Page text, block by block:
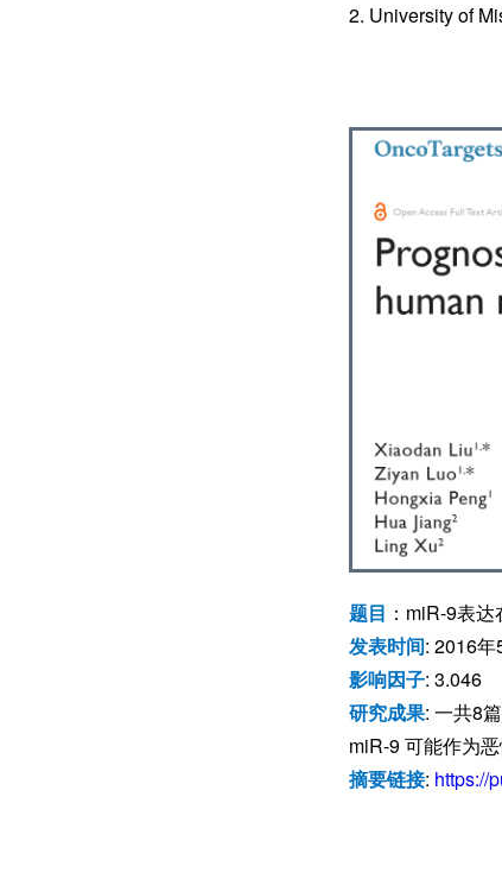
2. University of
题目 ：miR-9表
发表时间: 2016年
影响因子: 3.046
研究成果: 一共8
miR-9 可能作为
摘要链接: https://